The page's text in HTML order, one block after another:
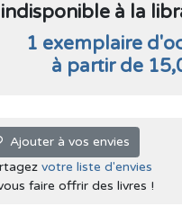
à la
1 exemplaire
à partir de
Ajouter à vos envies
votre liste d'envies
faire offrir des livres !